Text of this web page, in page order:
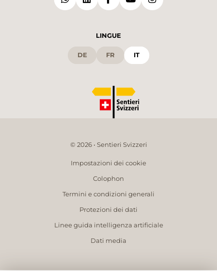
LINGUE
DE FR IT
© 2026 • Sentieri Svizzeri
Impostazioni dei cookie
Colophon
Termini e condizioni generali
Protezioni dei dati
Linee guida intelligenza artificiale
Dati media